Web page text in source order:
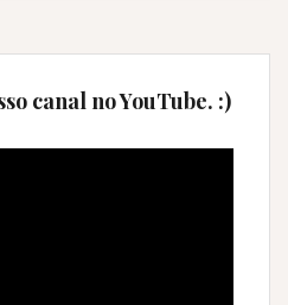
canal no YouTube. :)